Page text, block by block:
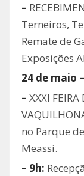
–
Terneiros,
Remate de
Exposições
24 de maio
– XXXI FEIRA
no Parque
Meassi.
– 9h: